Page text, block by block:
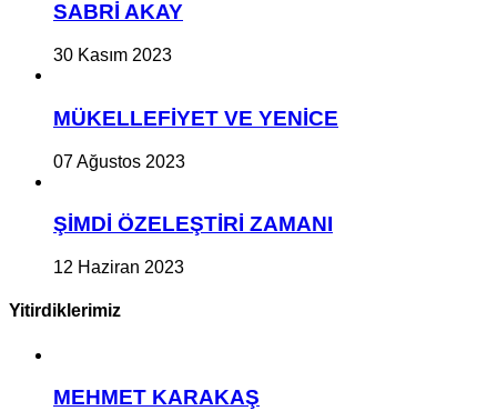
SABRİ AKAY
30 Kasım 2023
MÜKELLEFİYET VE YENİCE
07 Ağustos 2023
ŞİMDİ ÖZELEŞTİRİ ZAMANI
12 Haziran 2023
Yitirdiklerimiz
MEHMET KARAKAŞ